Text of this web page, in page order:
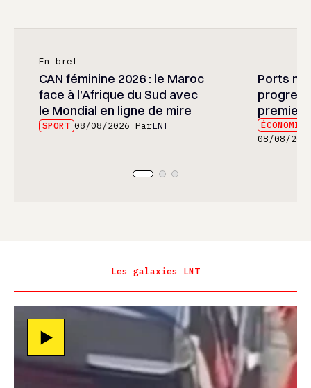
En bref
CAN féminine 2026 : le Maroc
face à l’Afrique du Sud avec
le Mondial en ligne de mire
SPORT 08/08/2026 ParLNT
Ports
premier
08/08/
Les galaxies LNT